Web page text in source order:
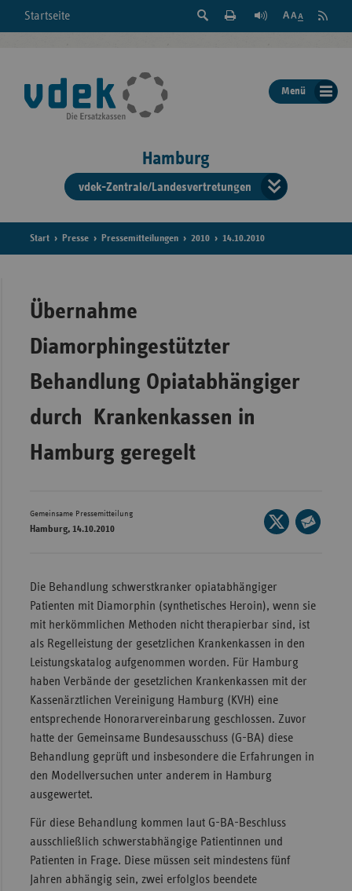
Startseite
Suche
der
Seite
Feed
Menü
Hamburg
vdek-Zentrale/Landesvertretungen
der
Start Presse Pressemitteilungen 2010 14.10.2010
Übernahme
Diamorphingestützter
Behandlung Opiatabhängiger
durch Krankenkassen in
Hamburg geregelt
Gemeinsame Pressemitteilung
Hamburg, 14.10.2010
Seite
auf
Mail
teilen
Die Behandlung schwerstkranker opiatabhängiger
Patienten mit Diamorphin (synthetisches Heroin), wenn sie
mit herkömmlichen Methoden nicht therapierbar sind, ist
als Regelleistung der gesetzlichen Krankenkassen in den
Leistungskatalog aufgenommen worden. Für Hamburg
haben Verbände der gesetzlichen Krankenkassen mit der
Kassenärztlichen Vereinigung Hamburg (KVH) eine
entsprechende Honorarvereinbarung geschlossen. Zuvor
hatte der Gemeinsame Bundesausschuss (G-BA) diese
Behandlung geprüft und insbesondere die Erfahrungen in
den Modellversuchen unter anderem in Hamburg
ausgewertet.
Für diese Behandlung kommen laut G-BA-Beschluss
ausschließlich schwerstabhängige Patientinnen und
Patienten in Frage. Diese müssen seit mindestens fünf
Jahren abhängig sein, zwei erfolglos beendete